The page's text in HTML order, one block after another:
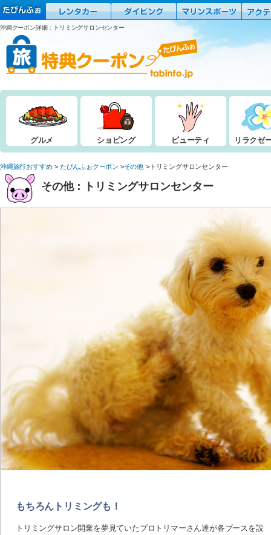
沖縄クーポン詳細：トリミングサロンセンター
グルメ ショピング ビューティ リラクゼ
沖縄旅行おすすめ たびんふぉクーポン その他 トリミングサロンセンター
その他：トリミングサロンセンター
もちろんトリミングも！
トリミングサロン開業を夢見ていたプロトリマーさん達が各ブースを設